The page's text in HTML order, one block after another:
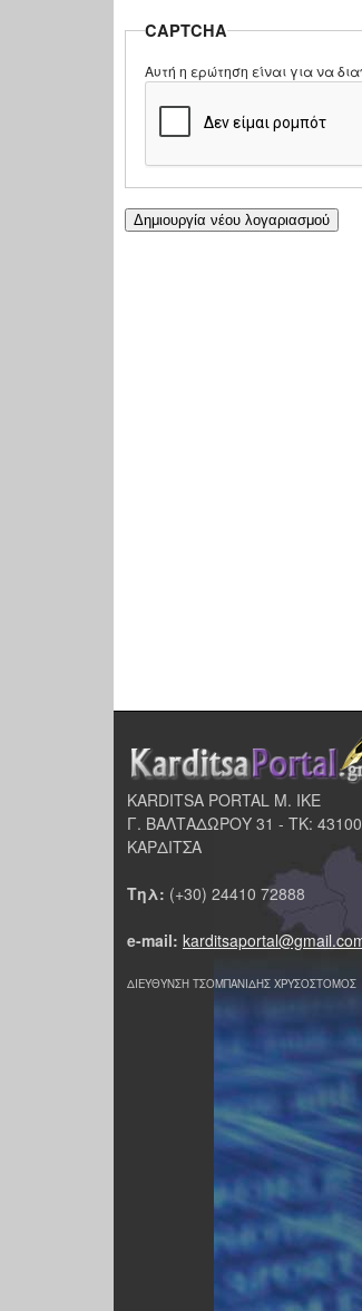
CAPTCHA
Αυτή η ερώτηση είναι για να
KARDITSA PORTAL Μ. ΙΚΕ
Γ. ΒΑΛΤΑΔΩΡΟΥ 31 - ΤΚ: 43100
ΚΑΡΔΙΤΣΑ
Τηλ: (+30) 24410 72888
e-mail:
ΔΙΕΥΘΥΝΣΗ ΤΣΟΜΠΑΝΙΔΗΣ ΧΡΥΣΟΣΤΟΜΟΣ